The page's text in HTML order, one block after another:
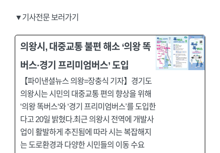
▼기사전문 보러가기
의왕시, 대중교통 불편 해소 ‘의왕 똑
버스·경기 프리미엄버스’ 도입
【파이낸셜뉴스 의왕=장충식 기자】경기도
의왕시는 시민의 대중교통 편의 향상을 위해
‘의왕 똑버스‘와 ‘경기 프리미엄버스’를 도입한
다고 20일 밝혔다.최근 의왕시 전역에 개발사
업이 활발하게 추진됨에 따라 시는 복잡해지
는 도로환경과 다양한 시민들의 이동 수요